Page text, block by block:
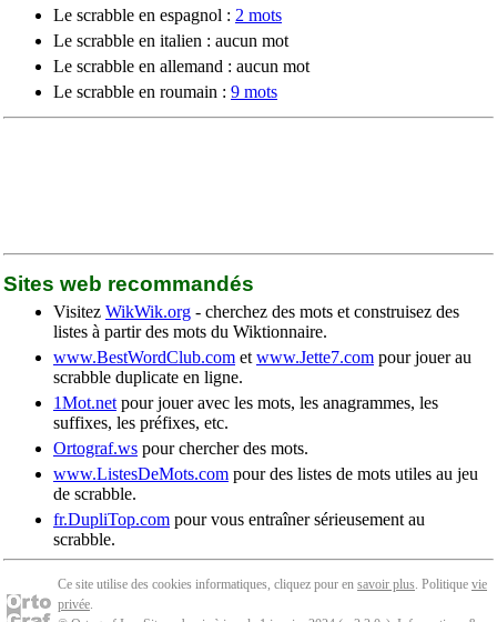
Le scrabble en espagnol : 2 mots
Le scrabble en italien : aucun mot
Le scrabble en allemand : aucun mot
Le scrabble en roumain : 9 mots
Sites web recommandés
Visitez WikWik.org - cherchez des mots et construisez des
listes à partir des mots du Wiktionnaire.
www.BestWordClub.com et www.Jette7.com pour jouer au
scrabble duplicate en ligne.
1Mot.net pour jouer avec les mots, les anagrammes, les
suffixes, les préfixes, etc.
Ortograf.ws pour chercher des mots.
www.ListesDeMots.com pour des listes de mots utiles au jeu
de scrabble.
fr.DupliTop.com pour vous entraîner sérieusement au
scrabble.
Ce site utilise des cookies informatiques, cliquez pour en savoir plus. Politique vie
privée.